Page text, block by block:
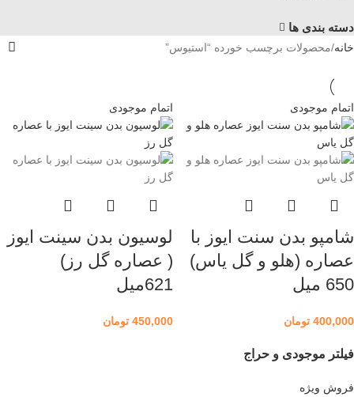
دسته بندی ها
فیلتر موجودی و حراج
فروش ویژه
خانه محصولات برچسب خورده “استیوس”
اتمام موجودی
شامپو بدن سنت ایوز با
عصاره (هلو و گل یاس)
650 میل
400,000 تومان
اتمام موجودی
لوسیون بدن سینت ایوز
( عصاره گل رز)
621میل
450,000 تومان